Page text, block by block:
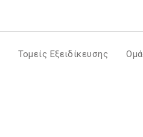
Τομείς Εξειδίκευσης